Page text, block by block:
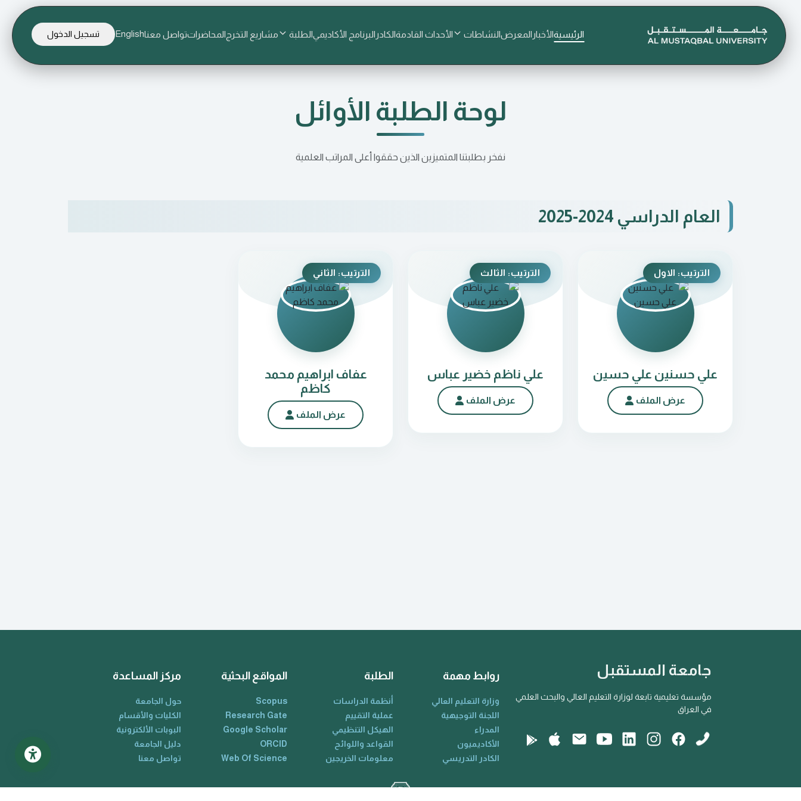
الرئيسيةالأخبار المعرضالنشاطات الأحداث القادمةالكادر البرنامج الأكاديميالطلبة مشاريع التخرجالمحاضراتتواصل معناEnglish تسجيل الدخول
لوحة الطلبة الأوائل
نفخر بطلبتنا المتميزين الذين حققوا أعلى المراتب العلمية
العام الدراسي 2024-2025
الترتيب: الاول
علي حسنين علي حسين
عرض الملف
الترتيب: الثالث
علي ناظم خضير عباس
عرض الملف
الترتيب: الثاني
عفاف ابراهيم محمد
كاظم
عرض الملف
جامعة المستقبل
مؤسسة تعليمية تابعة لوزارة التعليم العالي والبحث العلمي
في العراق
روابط مهمة
وزارة التعليم العالي
اللجنة التوجيهية
المدراء
الأكاديميون
الكادر التدريسي
الطلبة
أنظمة الدراسات
عملية التقييم
الهيكل التنظيمي
القواعد واللوائح
معلومات الخريجين
المواقع البحثية
Scopus
Research Gate
Google Scholar
ORCID
Web Of Science
مركز المساعدة
حول الجامعة
الكليات والأقسام
البوبات الألكترونية
دليل الجامعة
تواصل معنا